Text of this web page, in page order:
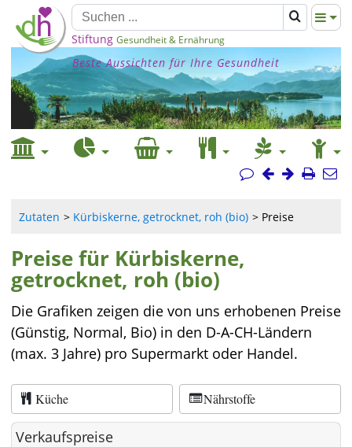
Stiftung Gesundheit & Ernährung
Beste Aussichten für Ihre Gesundheit
Zutaten Kürbiskerne, getrocknet, roh (bio) Preise
Preise für Kürbiskerne,
getrocknet, roh (bio)
Die Grafiken zeigen die von uns erhobenen Preise
(Günstig, Normal, Bio) in den D-A-CH-Ländern
(max. 3 Jahre) pro Supermarkt oder Handel.
Küche Nährstoffe
Verkaufspreise